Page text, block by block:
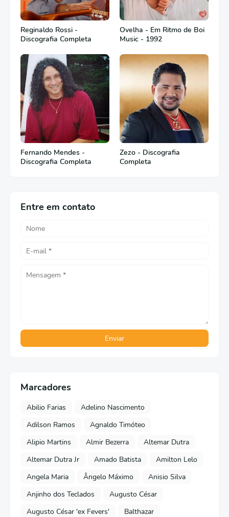
Reginaldo Rossi -
Discografia Completa
Ovelha - Em Ritmo de Boi
Music - 1992
Fernando Mendes -
Discografia Completa
Zezo - Discografia
Completa
Entre em contato
Marcadores
Abilio Farias
Adelino Nascimento
Adilson Ramos
Agnaldo Timóteo
Alipio Martins
Almir Bezerra
Altemar Dutra
Altemar Dutra Jr
Amado Batista
Amilton Lelo
Angela Maria
Ângelo Máximo
Anisio Silva
Anjinho dos Teclados
Augusto César
Augusto César 'ex Fevers'
Balthazar